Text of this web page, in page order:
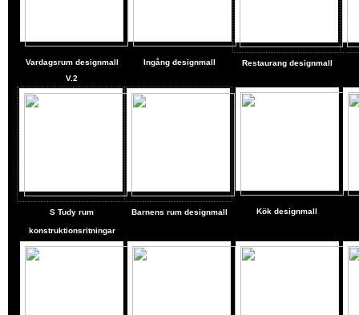
Vardagsrum designmall
V.2
Ingång designmall Restaurang designmall
S Tudy rum
konstruktionsritningar
Barnens rum designmall Kök designmall